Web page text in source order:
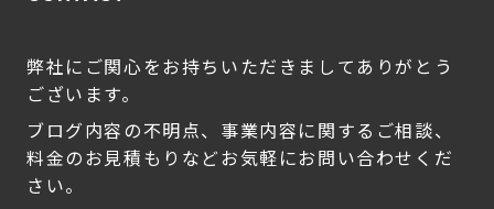
弊社にご関心をお持ちいただきましてありがとう
ございます。
ブログ内容の不明点、事業内容に関するご相談、
料金のお見積もりなどお気軽にお問い合わせくだ
さい。